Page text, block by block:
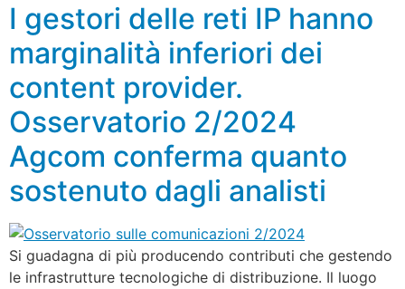
I gestori delle reti IP hanno
marginalità inferiori dei
content provider.
Osservatorio 2/2024
Agcom conferma quanto
sostenuto dagli analisti
Si guadagna di più producendo contributi che gestendo
le infrastrutture tecnologiche di distribuzione. Il luogo